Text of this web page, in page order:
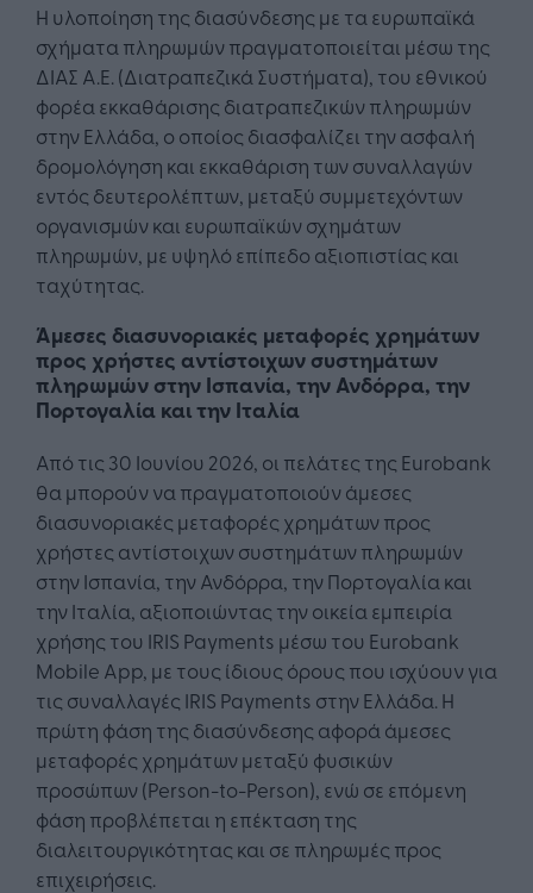
Η υλοποίηση της διασύνδεσης με τα ευρωπαϊκά
σχήματα πληρωμών πραγματοποιείται μέσω της
ΔΙΑΣ Α.Ε. (Διατραπεζικά Συστήματα), του εθνικού
φορέα εκκαθάρισης διατραπεζικών πληρωμών
στην Ελλάδα, ο οποίος διασφαλίζει την ασφαλή
δρομολόγηση και εκκαθάριση των συναλλαγών
εντός δευτερολέπτων, μεταξύ συμμετεχόντων
οργανισμών και ευρωπαϊκών σχημάτων
πληρωμών, με υψηλό επίπεδο αξιοπιστίας και
ταχύτητας.
Άμεσες διασυνοριακές μεταφορές χρημάτων
προς χρήστες αντίστοιχων συστημάτων
πληρωμών στην Ισπανία, την Ανδόρρα, την
Πορτογαλία και την Ιταλία
Από τις 30 Ιουνίου 2026, οι πελάτες της Eurobank
θα μπορούν να πραγματοποιούν άμεσες
διασυνοριακές μεταφορές χρημάτων προς
χρήστες αντίστοιχων συστημάτων πληρωμών
στην Ισπανία, την Ανδόρρα, την Πορτογαλία και
την Ιταλία, αξιοποιώντας την οικεία εμπειρία
χρήσης του IRIS Payments μέσω του Eurobank
Mobile App, με τους ίδιους όρους που ισχύουν για
τις συναλλαγές IRIS Payments στην Ελλάδα. Η
πρώτη φάση της διασύνδεσης αφορά άμεσες
μεταφορές χρημάτων μεταξύ φυσικών
προσώπων (Person-to-Person), ενώ σε επόμενη
φάση προβλέπεται η επέκταση της
διαλειτουργικότητας και σε πληρωμές προς
επιχειρήσεις.